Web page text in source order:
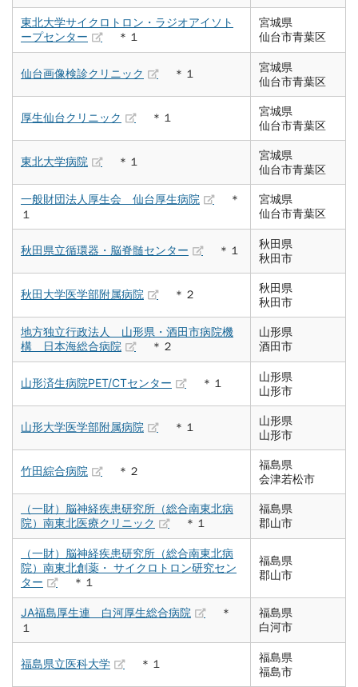
東北大学サイクロトロン・ラジオアイソト
ープセンター
＊１
宮城県
仙台市青葉区
仙台画像検診クリニック ＊１
宮城県
仙台市青葉区
厚生仙台クリニック ＊１
宮城県
仙台市青葉区
東北大学病院 ＊１
宮城県
仙台市青葉区
一般財団法人厚生会 仙台厚生病院
＊
１
宮城県
仙台市青葉区
秋田県立循環器・脳脊髄センター ＊１
秋田県
秋田市
秋田大学医学部附属病院 ＊２
秋田県
秋田市
地方独立行政法人 山形県・酒田市病院機
構 日本海総合病院
＊２
山形県
酒田市
山形済生病院PET/CTセンター ＊１
山形県
山形市
山形大学医学部附属病院 ＊１
山形県
山形市
竹田綜合病院 ＊２
福島県
会津若松市
（一財）脳神経疾患研究所（総合南東北病
院）南東北医療クリニック
＊１
福島県
郡山市
（一財）脳神経疾患研究所（総合南東北病
院）南東北創薬・ サイクロトロン研究セン
ター
＊１
福島県
郡山市
JA福島厚生連 白河厚生総合病院
＊
１
福島県
白河市
福島県立医科大学 ＊１
福島県
福島市